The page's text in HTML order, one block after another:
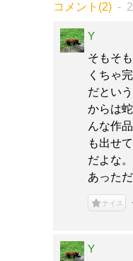
コメント(2)
Y
そもそ
くちゃ
だとい
からは
んな作
も出せ
だよな
あった
ナイス
Y